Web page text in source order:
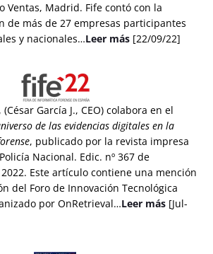
Ventas, Madrid. Fife contó con la
de más de 27 empresas participantes
y nacionales…Leer más [22/09/22]
García J., CEO) colabora en el
de las evidencias digitales en la
, publicado por la revista impresa
Nacional. Edic. nº 367 de
2022. Este artículo contiene una mención
del Foro de Innovación Tecnológica
por OnRetrieval…Leer más [Jul-